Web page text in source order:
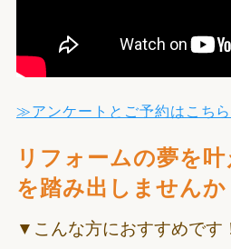
≫アンケートとご予約はこちら
リフォームの夢を
を踏み出しませんか
▼こんな方におすすめです